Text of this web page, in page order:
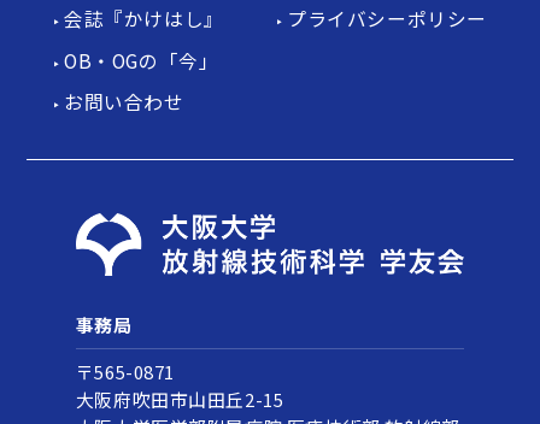
会誌『かけはし』
OB・OGの「今」
お問い合わせ
プライバシーポリシー
事務局
〒565-0871
大阪府吹田市山田丘2-15